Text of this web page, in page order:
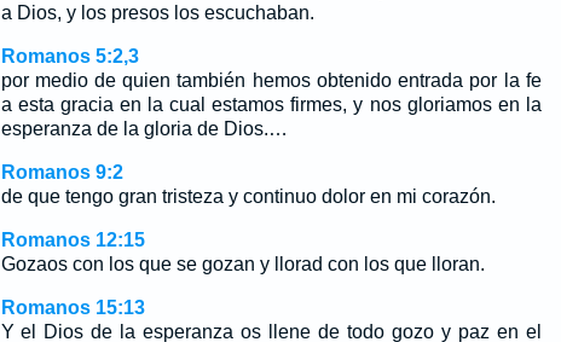
a Dios, y los presos los escuchaban.
Romanos 5:2,3
por medio de quien también hemos obtenido entrada por la fe
a esta gracia en la cual estamos firmes, y nos gloriamos en la
esperanza de la gloria de Dios.…
Romanos 9:2
de que tengo gran tristeza y continuo dolor en mi corazón.
Romanos 12:15
Gozaos con los que se gozan y llorad con los que lloran.
Romanos 15:13
Y el Dios de la esperanza os llene de todo gozo y paz en el